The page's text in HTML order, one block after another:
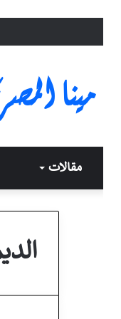
مينا
مقالات